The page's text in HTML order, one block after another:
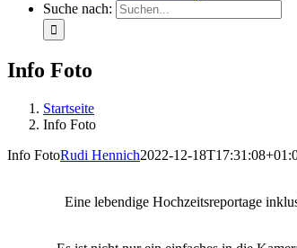
Suche nach:
Info Foto
Startseite
Info Foto
Info FotoRudi Hennich2022-12-
Eine lebendige Hochzeitsreportage